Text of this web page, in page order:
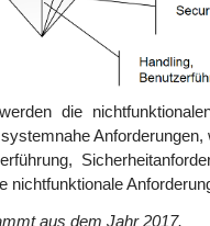
die
nichtfunktionale
aus dem Jahr 2017.